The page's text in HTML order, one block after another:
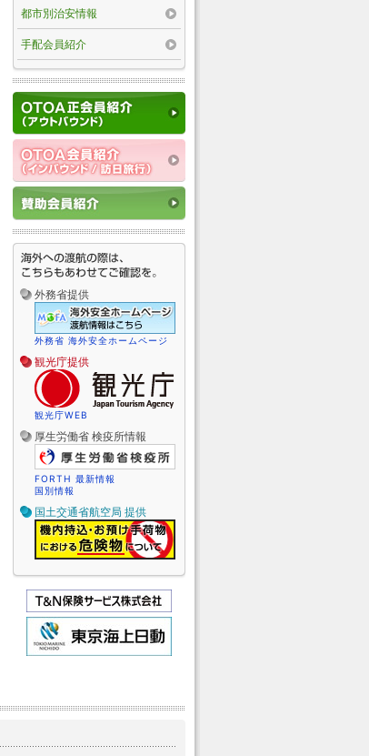
都市別治安情報
手配会員紹介
外務省提供
外務省 海外安全ホームページ
観光庁提供
観光庁WEB
厚生労働省 検疫所情報
FORTH 最新情報
国別情報
国土交通省航空局 提供